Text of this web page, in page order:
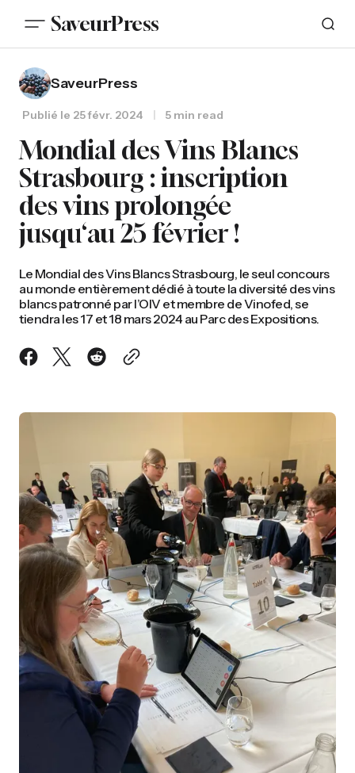
SaveurPress
SaveurPress
Publié le 25 févr. 2024 5 min read
Mondial des Vins Blancs
Strasbourg : inscription
des vins prolongée
jusqu‘au 25 février !
Le Mondial des Vins Blancs Strasbourg, le seul concours
au monde entièrement dédié à toute la diversité des vins
blancs patronné par l’OIV et membre de Vinofed, se
tiendra les 17 et 18 mars 2024 au Parc des Expositions.